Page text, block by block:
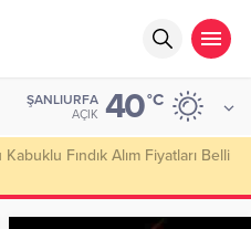
ŞANLIURFA
AÇIK 40°C
Her Gün 4 Bin 898 Kişiye Sıcak